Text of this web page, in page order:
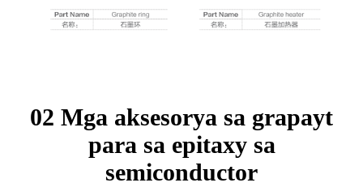
02 Mga aksesorya sa grapayt
para sa epitaxy sa
semiconductor